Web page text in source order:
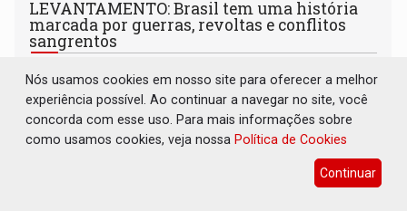
LEVANTAMENTO: Brasil tem uma história
marcada por guerras, revoltas e conflitos
sangrentos
08 de Agosto de 2026 às 15:00
Da Cabanagem à Guerra do Paraguai, diferentes conflitos
deixaram dezenas de milhares de mortos e revelam que a
formação do Brasil foi marcada por disputas políticas,
Nós usamos cookies em nosso site para oferecer a melhor
experiência possível. Ao continuar a navegar no site, você
concorda com esse uso. Para mais informações sobre
como usamos cookies, veja nossa Política de Cookies
Continuar